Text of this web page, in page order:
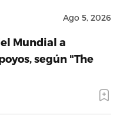
Ago 5, 2026
Mundial a
según "The